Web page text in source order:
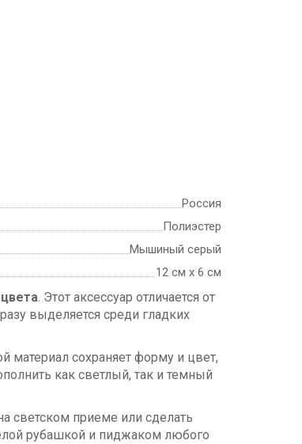
Россия
Полиэстер
Мышиный серый
12 см х 6 см
. Этот аксессуар отличается от
выделяется среди гладких
материал сохраняет форму и цвет,
как светлый, так и темный
светском приеме или сделать
рубашкой и пиджаком любого